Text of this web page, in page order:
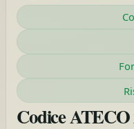
Codice